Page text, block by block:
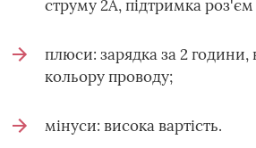
струму 2А, підтримка
плюси: зарядка за 2 години,
кольору проводу;
мінуси: висока вартість.